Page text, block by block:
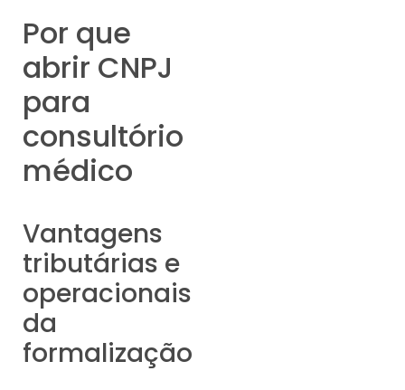
Por que
abrir CNPJ
para
consultório
médico
Vantagens
tributárias e
operacionais
da
formalização